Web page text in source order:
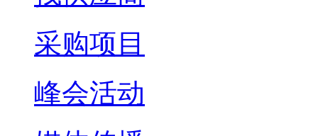
采购项目
峰会活动